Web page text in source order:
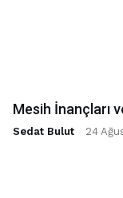
Mesih İnançları
Sedat Bulut - 24